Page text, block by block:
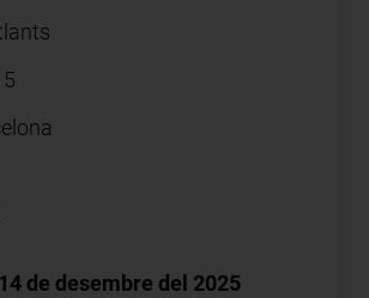
de desembre del 2025